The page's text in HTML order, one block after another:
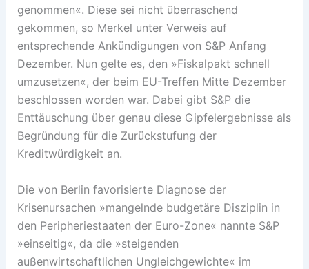
genommen«. Diese sei nicht überraschend
gekommen, so Merkel unter Verweis auf
entsprechende Ankündigungen von S&P Anfang
Dezember. Nun gelte es, den »Fiskalpakt schnell
umzusetzen«, der beim EU-Treffen Mitte Dezember
beschlossen worden war. Dabei gibt S&P die
Enttäuschung über genau diese Gipfelergebnisse als
Begründung für die Zurückstufung der
Kreditwürdigkeit an.
Die von Berlin favorisierte Diagnose der
Krisenursachen »mangelnde budgetäre Disziplin in
den Peripheriestaaten der Euro-Zone« nannte S&P
»einseitig«, da die »steigenden
außenwirtschaftlichen Ungleichgewichte« im